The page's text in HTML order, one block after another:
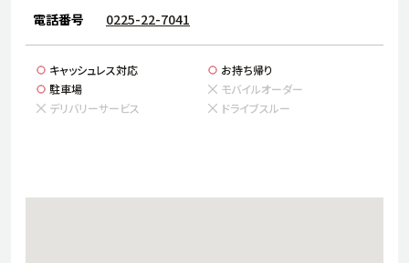
電話番号 0225-22-7041
キャッシュレス対応
お持ち帰り
駐車場
モバイルオーダー
デリバリーサービス
ドライブスルー